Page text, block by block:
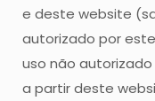
e deste website
autorizado por
uso não
a partir deste